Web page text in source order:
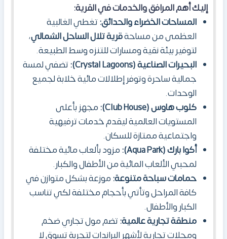
إليك أهم المرافق والخدمات في القرية:
المساحات الخضراء والحدائق:تغطي الغالبية
العظمى من مساحةقرية تلال الساحل الشمالي،
لتوفير بيئة نقية ومسارات للتنزه وسط الطبيعة.
البحيرات الصناعية (Crystal Lagoons):
تضفي لمسة
جمالية ساحرة وتوفر إطلالات مائية خلابة لجميع
الوحدات.
كلوب هاوس (Club House):
مجهز بأعلى
المستويات العالمية ليقدم خدمات ترفيهية
واجتماعية ممتازة للسكان.
أكوا بارك (Aqua Park):
مزود بألعاب مائية مختلفة
لمحبي الألعاب المائية من الأطفال والكبار.
حمامات سباحة متنوعة:موزعة بشكل متوازن في
كافة المراحل وتأتي بأحجام مختلفة لكي تناسب
الكبار والأطفال.
منطقة تجارية عالمية:تضم مول تجاري ضخم
ومحلات تجارية لأشهر البراندات لتجربة تسوق لا